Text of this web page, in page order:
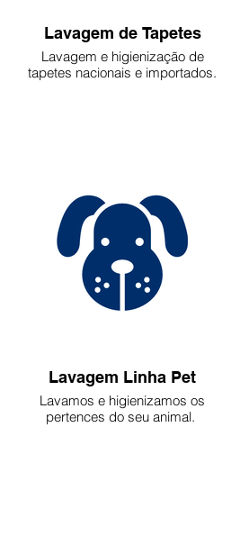
Lavagem de Tapetes
Lavagem e higienização de
tapetes nacionais e importados.
Lavagem Linha Pet
Lavamos e higienizamos os
pertences do seu animal.